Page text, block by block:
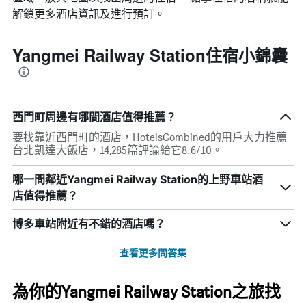
解鎖更多酒店資訊及進行預訂。
Yangmei Railway Station住宿小錦囊
西門町周邊有哪間酒店值得推薦？
要找靠近西門町的酒店，HotelsCombined的用戶大力推薦
台北凱達大飯店，14,285篇評論給它8.6/10。
哪一間鄰近Yangmei Railway Station的上野車站酒
店值得推薦？
博多車站附近有不錯的酒店嗎？
查看更多問答集
為你的Yangmei Railway Station之旅找